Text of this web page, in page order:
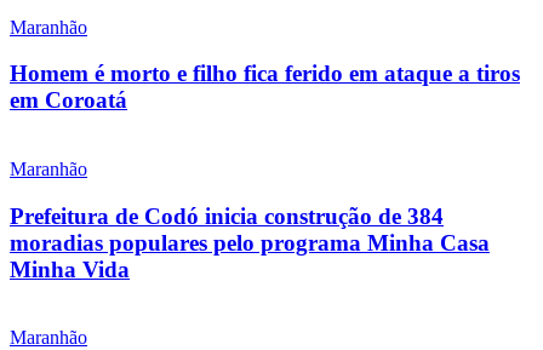
Maranhão
Homem é morto e filho fica ferido em ataque a tiros
em Coroatá
Maranhão
Prefeitura de Codó inicia construção de 384
moradias populares pelo programa Minha Casa
Minha Vida
Maranhão